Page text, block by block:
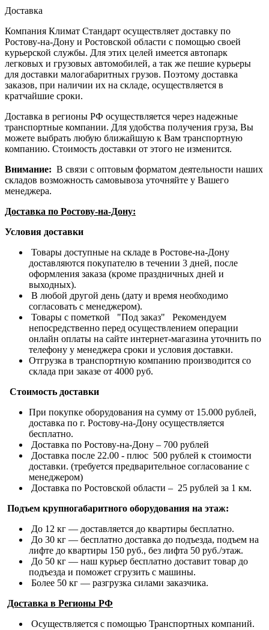
Доставка
Компания Климат Стандарт осуществляет доставку по
Ростову-на-Дону и Ростовской области с помощью своей
курьерской службы. Для этих целей имеется автопарк
легковых и грузовых автомобилей, а так же пешие курьеры
для доставки малогабаритных грузов. Поэтому доставка
заказов, при наличии их на складе, осуществляется в
кратчайшие сроки.
Доставка в регионы РФ осуществляется через надежные
транспортные компании. Для удобства получения груза, Вы
можете выбрать любую ближайшую к Вам транспортную
компанию. Стоимость доставки от этого не изменится.
Внимание: В связи с оптовым форматом деятельности наших
складов возможность самовывоза уточняйте у Вашего
менеджера.
Доставка по Ростову-на-Дону:
Условия доставки
Товары доступные на складе в Ростове-на-Дону
доставляются покупателю в течении 3 дней, после
оформления заказа (кроме праздничных дней и
выходных).
В любой другой день (дату и время необходимо
согласовать с менеджером).
Товары с пометкой "Под заказ" Рекомендуем
непосредственно перед осуществлением операции
онлайн оплаты на сайте интернет-магазина уточнить по
телефону у менеджера сроки и условия доставки.
Отгрузка в транспортную компанию производится со
склада при заказе от 4000 руб.
Стоимость доставки
При покупке оборудования на сумму от 15.000 рублей,
доставка по г. Ростову-на-Дону осуществляется
бесплатно.
Доставка по Ростову-на-Дону – 700 рублей
Доставка после 22.00 - плюс 500 рублей к стоимости
доставки. (требуется предварительное согласование с
менеджером)
Доставка по Ростовской области – 25 рублей за 1 км.
Подъем крупногабаритного оборудования на этаж:
До 12 кг — доставляется до квартиры бесплатно.
До 30 кг — бесплатно доставка до подъезда, подъем на
лифте до квартиры 150 руб., без лифта 50 руб./этаж.
До 50 кг — наш курьер бесплатно доставит товар до
подъезда и поможет сгрузить с машины.
Более 50 кг — разгрузка силами заказчика.
Доставка в Регионы РФ
Осуществляется с помощью Транспортных компаний.